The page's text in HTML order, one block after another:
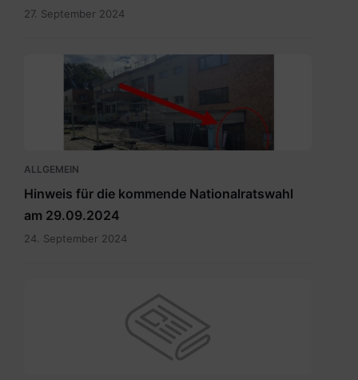
27. September 2024
Eingang
Wahllokal.pdf
ALLGEMEIN
Hinweis für die kommende Nationalratswahl
am 29.09.2024
24. September 2024